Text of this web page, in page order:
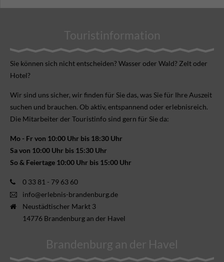
Touristinformation
Sie können sich nicht ent­scheiden? Wasser oder Wald? Zelt oder
Hotel?
Wir sind uns sicher, wir finden für Sie das, was Sie für Ihre Aus­zeit
suchen und brauchen. Ob aktiv, ent­spannend oder erlebnis­reich.
Die Mitarbeiter der Touristinfo sind gern für Sie da:
Mo - Fr von 10:00 Uhr bis 18:30 Uhr
Sa von 10:00 Uhr bis 15:30 Uhr
So & Feiertage 10:00 Uhr bis 15:00 Uhr
0 33 81 - 79 63 60
info@erlebnis-brandenburg.de
Neustädtischer Markt 3
14776 Brandenburg an der Havel
Brandenburg an der Havel